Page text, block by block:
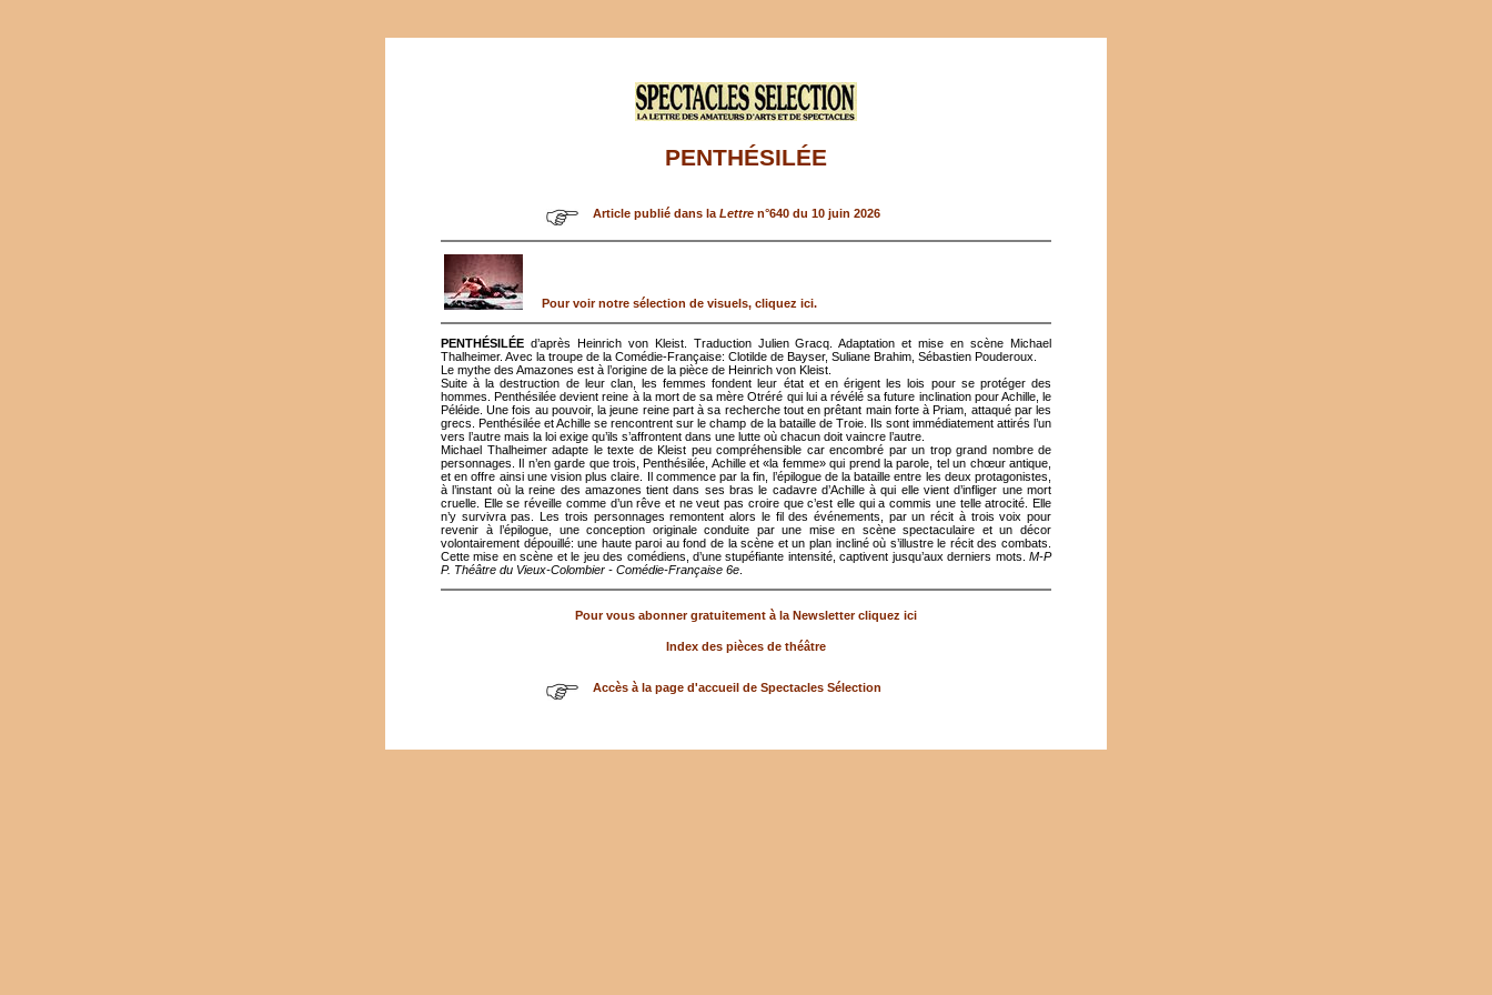
PENTHÉSILÉE
Article publié dans la Lettre n°640 du 10 juin 2026
Pour voir notre sélection de visuels, cliquez ici.
PENTHÉSILÉE d’après Heinrich von Kleist. Traduction Julien Gracq. Adaptation et mise en scène Michael
Thalheimer. Avec la troupe de la Comédie-Française: Clotilde de Bayser, Suliane Brahim, Sébastien Pouderoux.
Le mythe des Amazones est à l’origine de la pièce de Heinrich von Kleist.
Suite à la destruction de leur clan, les femmes fondent leur état et en érigent les lois pour se protéger des
hommes. Penthésilée devient reine à la mort de sa mère Otréré qui lui a révélé sa future inclination pour Achille, le
Péléide. Une fois au pouvoir, la jeune reine part à sa recherche tout en prêtant main forte à Priam, attaqué par les
grecs. Penthésilée et Achille se rencontrent sur le champ de la bataille de Troie. Ils sont immédiatement attirés l’un
vers l’autre mais la loi exige qu’ils s’affrontent dans une lutte où chacun doit vaincre l’autre.
Michael Thalheimer adapte le texte de Kleist peu compréhensible car encombré par un trop grand nombre de
personnages. Il n’en garde que trois, Penthésilée, Achille et «la femme» qui prend la parole, tel un chœur antique,
et en offre ainsi une vision plus claire. Il commence par la fin, l’épilogue de la bataille entre les deux protagonistes,
à l’instant où la reine des amazones tient dans ses bras le cadavre d’Achille à qui elle vient d’infliger une mort
cruelle. Elle se réveille comme d’un rêve et ne veut pas croire que c’est elle qui a commis une telle atrocité. Elle
n’y survivra pas. Les trois personnages remontent alors le fil des événements, par un récit à trois voix pour
revenir à l’épilogue, une conception originale conduite par une mise en scène spectaculaire et un décor
volontairement dépouillé: une haute paroi au fond de la scène et un plan incliné où s’illustre le récit des combats.
Cette mise en scène et le jeu des comédiens, d’une stupéfiante intensité, captivent jusqu’aux derniers mots. M-P
P. Théâtre du Vieux-Colombier - Comédie-Française 6e
Pour vous abonner gratuitement à la Newsletter cliquez ici
Index des pièces de théâtre
Accès à la page d'accueil de Spectacles Sélection